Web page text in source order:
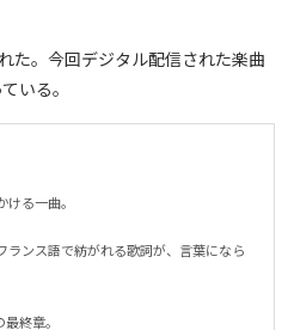
た。今回デジタル配信された楽曲
いる。
る一曲。
ランス語で紡がれる歌詞が、言葉になら
最終章。